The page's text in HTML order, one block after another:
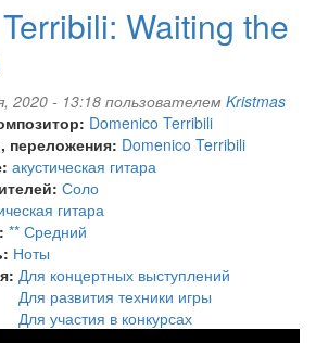
Waiting the
2020 - 13:18 пользователем Kristmas
Domenico Terribili
переложения: Domenico Terribili
акустическая гитара
Соло
гитара
** Средний
Ноты
Для концертных выступлений
Для развития техники игры
Для участия в конкурсах